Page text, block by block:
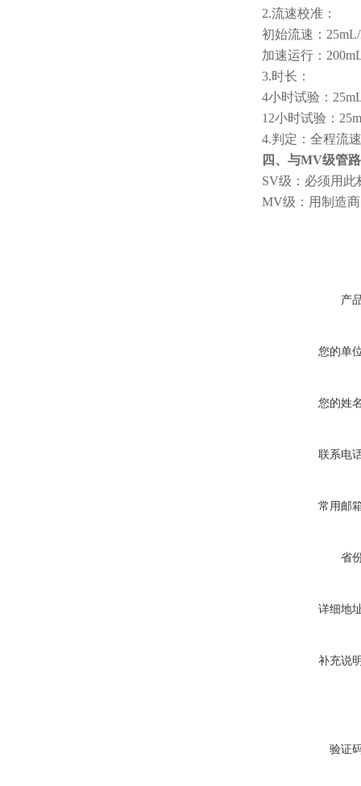
2.流速校准：
初始流速：
加速运行：
3.时长：
4小时试验：
12小时试验：
4.判定：全程流
四、与MV级管
SV级：必须用
MV级：用制造
产
您的单
您的姓
联系电
常用邮
省
详细地
补充说
验证